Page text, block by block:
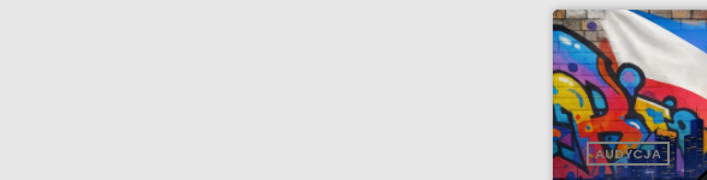
AUDYCJA